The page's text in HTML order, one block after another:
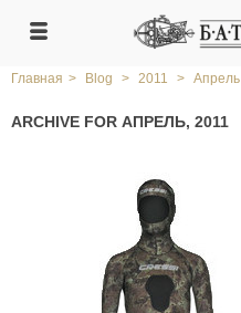
Главная > Blog > 2011 > Апрель
ARCHIVE FOR АПРЕЛЬ, 2011